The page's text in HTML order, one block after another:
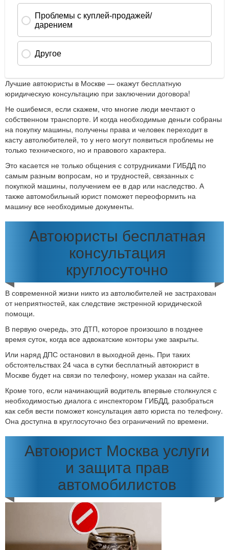
Лучшие автоюристы в Москве — окажут бесплатную
юридическую консультацию при заключении договора!
Не ошибемся, если скажем, что многие люди мечтают о
собственном транспорте. И когда необходимые деньги собраны
на покупку машины, получены права и человек переходит в
касту автолюбителей, то у него могут появиться проблемы не
только технического, но и правового характера.
Это касается не только общения с сотрудниками ГИБДД по
самым разным вопросам, но и трудностей, связанных с
покупкой машины, получением ее в дар или наследство. А
также автомобильный юрист поможет переоформить на
машину все необходимые документы.
Автоюристы бесплатная
консультация
круглосуточно
В современной жизни никто из автолюбителей не застрахован
от неприятностей, как следствие экстренной юридической
помощи.
В первую очередь, это ДТП, которое произошло в позднее
время суток, когда все адвокатские конторы уже закрыты.
Или наряд ДПС остановил в выходной день. При таких
обстоятельствах 24 часа в сутки бесплатный автоюрист в
Москве будет на связи по телефону, номер указан на сайте.
Кроме того, если начинающий водитель впервые столкнулся с
необходимостью диалога с инспектором ГИБДД, разобраться
как себя вести поможет консультация авто юриста по телефону.
Она доступна в круглосуточно без ограничений по времени.
Автоюрист Москва услуги
и защита прав
автомобилистов